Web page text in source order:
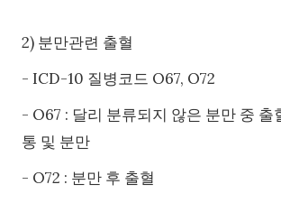
2) 분만관련 출혈
- ICD-10 질병코드 O67, O72
- O67 : 달리 분류되지 않은 분만 중 출
통 및 분만
- O72 : 분만 후 출혈